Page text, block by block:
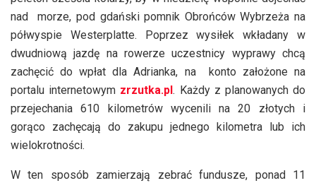
nad morze, pod gdański pomnik Obrońców Wybrzeża na
półwyspie Westerplatte. Poprzez wysiłek wkładany w
dwudniową jazdę na rowerze uczestnicy wyprawy chcą
zachęcić do wpłat dla Adrianka, na konto założone na
portalu internetowym zrzutka.pl. Każdy z planowanych do
przejechania 610 kilometrów wycenili na 20 złotych i
gorąco zachęcają do zakupu jednego kilometra lub ich
wielokrotności.
W ten sposób zamierzają zebrać fundusze, ponad 11